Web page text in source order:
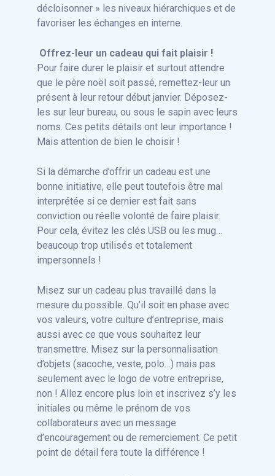
décloisonner » les niveaux hiérarchiques et de
favoriser les échanges en interne.
Offrez-leur un cadeau qui fait plaisir !
Pour faire durer le plaisir et surtout attendre
que le père noël soit passé, remettez-leur un
présent à leur retour début janvier. Déposez-
les sur leur bureau, ou sous le sapin avec leurs
noms. Ces petits détails ont leur importance !
Mais attention de bien le choisir !
Si la démarche d’offrir un cadeau est une
bonne initiative, elle peut toutefois être mal
interprétée si ce dernier est fait sans
conviction ou réelle volonté de faire plaisir.
Pour cela, évitez les clés USB ou les mug…
beaucoup trop utilisés et totalement
impersonnels !
Misez sur un cadeau plus travaillé dans la
mesure du possible. Qu’il soit en phase avec
vos valeurs, votre culture d’entreprise, mais
aussi avec ce que vous souhaitez leur
transmettre. Misez sur la personnalisation
d’objets (sacoche, veste, polo…) mais pas
seulement avec le logo de votre entreprise,
non ! Allez encore plus loin et inscrivez s’y les
initiales ou même le prénom de vos
collaborateurs avec un message
d’encouragement ou de remerciement. Ce petit
point de détail fera toute la différence !